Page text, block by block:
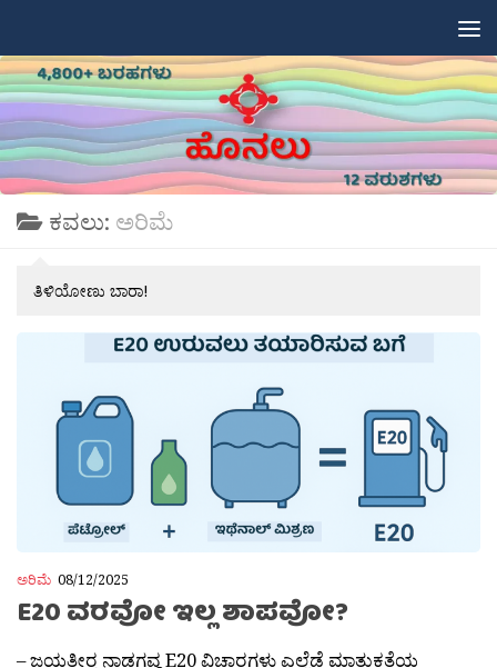
ಕವಲು: ಅರಿಮೆ
ತಿಳಿಯೋಣು ಬಾರಾ!
ಅರಿಮೆ 08/12/2025
E20 ವರವೋ ಇಲ್ಲ ಶಾಪವೋ?
– ಜಯತೀರ‍್ತ ನಾಡಗವ್ಡ E20 ವಿಚಾರಗಳು ಎಲ್ಲೆಡೆ ಮಾತುಕತೆಯ